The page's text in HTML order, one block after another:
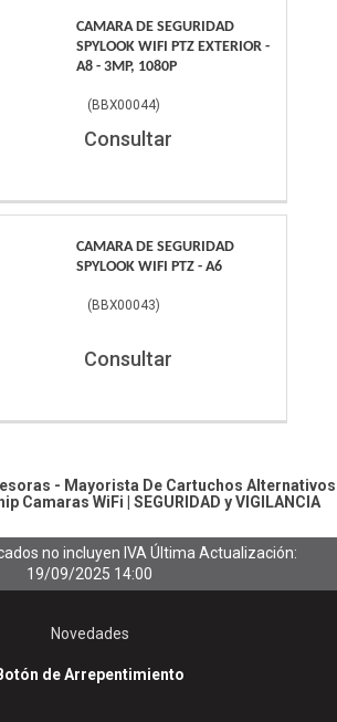
CAMARA DE SEGURIDAD
SPYLOOK WIFI PTZ EXTERIOR -
A8 - 3MP, 1080P
(BBX00044)
Consultar
CAMARA DE SEGURIDAD
SPYLOOK WIFI PTZ - A6
(BBX00043)
Consultar
- Mayorista De Cartuchos Alternativos
Camaras WiFi SEGURIDAD y VIGILANCIA
no incluyen IVA Última Actualización:
19/09/2025 14:00
Novedades
de Arrepentimiento